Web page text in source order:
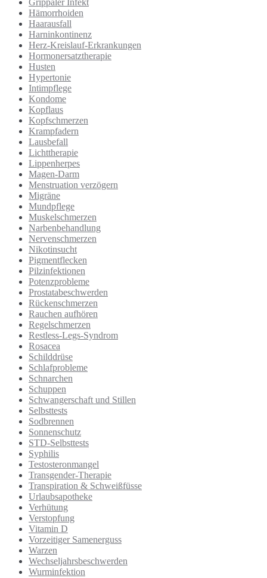
Grippaler Infekt
Hämorrhoiden
Haarausfall
Harninkontinenz
Herz-Kreislauf-Erkrankungen
Hormonersatztherapie
Husten
Hypertonie
Intimpflege
Kondome
Kopflaus
Kopfschmerzen
Krampfadern
Lausbefall
Lichttherapie
Lippenherpes
Magen-Darm
Menstruation verzögern
Migräne
Mundpflege
Muskelschmerzen
Narbenbehandlung
Nervenschmerzen
Nikotinsucht
Pigmentflecken
Pilzinfektionen
Potenzprobleme
Prostatabeschwerden
Rückenschmerzen
Rauchen aufhören
Regelschmerzen
Restless-Legs-Syndrom
Rosacea
Schilddrüse
Schlafprobleme
Schnarchen
Schuppen
Schwangerschaft und Stillen
Selbsttests
Sodbrennen
Sonnenschutz
STD-Selbsttests
Syphilis
Testosteronmangel
Transgender-Therapie
Transpiration & Schweißfüsse
Urlaubsapotheke
Verhütung
Verstopfung
Vitamin D
Vorzeitiger Samenerguss
Warzen
Wechseljahrsbeschwerden
Wurminfektion